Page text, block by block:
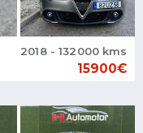
2018 - 132000 kms
15900€